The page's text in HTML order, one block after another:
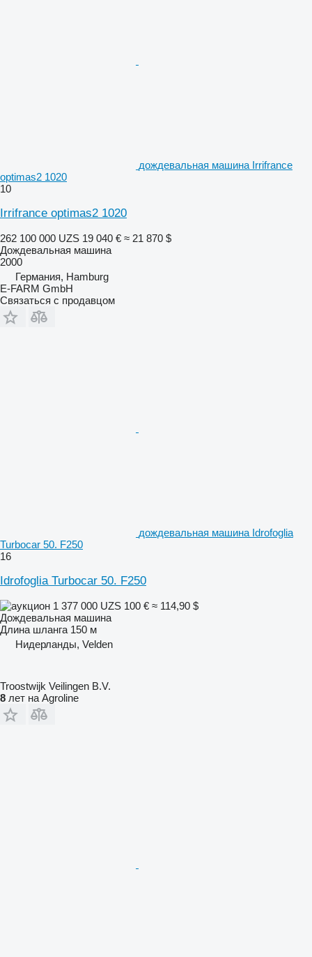
дождевальная машина Irrifrance
optimas2 1020
10
Irrifrance optimas2 1020
262 100 000 UZS 19 040 € ≈ 21 870 $
Дождевальная машина
2000
Германия, Hamburg
E-FARM GmbH
Связаться с продавцом
дождевальная машина Idrofoglia
Turbocar 50. F250
16
Idrofoglia Turbocar 50. F250
1 377 000 UZS 100 € ≈ 114,90 $
Дождевальная машина
Длина шланга 150 м
Нидерланды, Velden
Troostwijk Veilingen B.V.
8 лет на Agroline